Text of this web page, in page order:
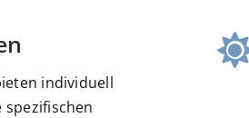
individuell
spezifischen